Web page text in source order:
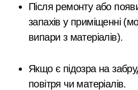
Після ремонту або появи сторонніх
запахів у приміщенні
випари з матеріалів).
Якщо є підозра на забруднення води,
повітря чи матеріалів.